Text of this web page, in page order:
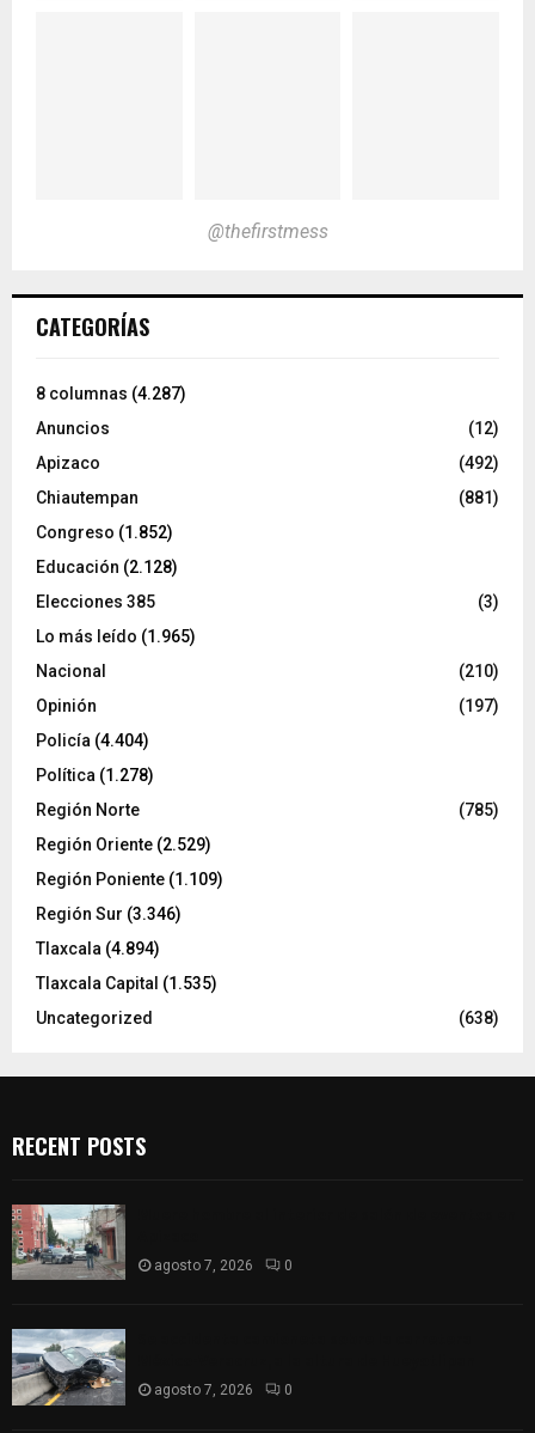
@thefirstmess
CATEGORÍAS
8 columnas (4.287)
Anuncios
(12)
Apizaco
(492)
Chiautempan
(881)
Congreso (1.852)
Educación (2.128)
Elecciones 385
(3)
Lo más leído (1.965)
Nacional
(210)
Opinión
(197)
Policía (4.404)
Política (1.278)
Región Norte
(785)
Región Oriente (2.529)
Región Poniente (1.109)
Región Sur (3.346)
Tlaxcala (4.894)
Tlaxcala Capital (1.535)
Uncategorized
(638)
RECENT POSTS
agosto 7, 2026 0
agosto 7, 2026 0